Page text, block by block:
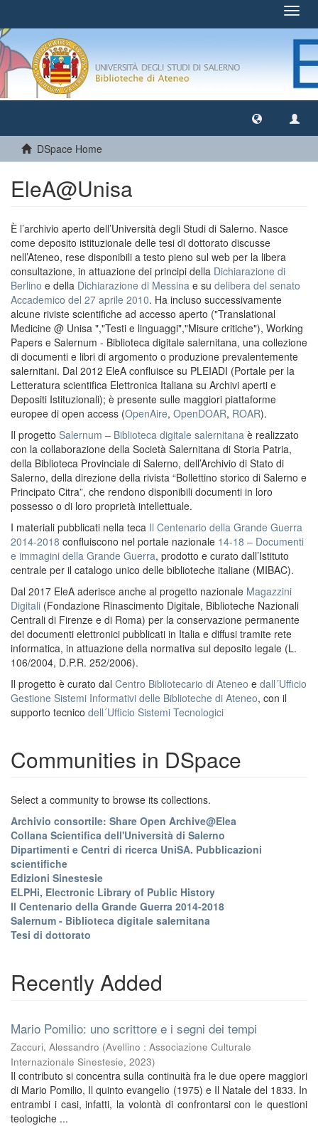
DSpace Home
EleA@Unisa
È l’archivio aperto dell’Università degli Studi di Salerno. Nasce
come deposito istituzionale delle tesi di dottorato discusse
nell’Ateneo, rese disponibili a testo pieno sul web per la libera
consultazione, in attuazione dei principi della Dichiarazione di
Berlino e della Dichiarazione di Messina e su delibera del senato
Accademico del 27 aprile 2010. Ha incluso successivamente
alcune riviste scientifiche ad accesso aperto ("Translational
Medicine @ Unisa ","Testi e linguaggi","Misure critiche"), Working
Papers e Salernum - Biblioteca digitale salernitana, una collezione
di documenti e libri di argomento o produzione prevalentemente
salernitani. Dal 2012 EleA confluisce su PLEIADI (Portale per la
Letteratura scientifica Elettronica Italiana su Archivi aperti e
Depositi Istituzionali); è presente sulle maggiori piattaforme
europee di open access (OpenAire, OpenDOAR, ROAR).
Il progetto Salernum – Biblioteca digitale salernitana è realizzato
con la collaborazione della Società Salernitana di Storia Patria,
della Biblioteca Provinciale di Salerno, dell’Archivio di Stato di
Salerno, della direzione della rivista “Bollettino storico di Salerno e
Principato Citra”, che rendono disponibili documenti in loro
possesso o di loro proprietà intellettuale.
I materiali pubblicati nella teca Il Centenario della Grande Guerra
2014-2018 confluiscono nel portale nazionale 14-18 – Documenti
e immagini della Grande Guerra, prodotto e curato dall’Istituto
centrale per il catalogo unico delle biblioteche italiane (MIBAC).
Dal 2017 EleA aderisce anche al progetto nazionale Magazzini
Digitali (Fondazione Rinascimento Digitale, Biblioteche Nazionali
Centrali di Firenze e di Roma) per la conservazione permanente
dei documenti elettronici pubblicati in Italia e diffusi tramite rete
informatica, in attuazione della normativa sul deposito legale (L.
106/2004, D.P.R. 252/2006).
Il progetto è curato dal Centro Bibliotecario di Ateneo e dall´Ufficio
Gestione Sistemi Informativi delle Biblioteche di Ateneo, con il
supporto tecnico dell´Ufficio Sistemi Tecnologici
Communities in DSpace
Select a community to browse its collections.
Archivio consortile: Share Open Archive@Elea
Collana Scientifica dell'Università di Salerno
Dipartimenti e Centri di ricerca UniSA. Pubblicazioni
scientifiche
Edizioni Sinestesie
ELPHi, Electronic Library of Public History
Il Centenario della Grande Guerra 2014-2018
Salernum - Biblioteca digitale salernitana
Tesi di dottorato
Recently Added
Mario Pomilio: uno scrittore e i segni dei tempi
Zaccuri, Alessandro (Avellino : Associazione Culturale
Internazionale Sinestesie, 2023)
Il contributo si concentra sulla continuità fra le due opere maggiori
di Mario Pomilio, Il quinto evangelio (1975) e Il Natale del 1833. In
entrambi i casi, infatti, la volontà di confrontarsi con le questioni
teologiche ...